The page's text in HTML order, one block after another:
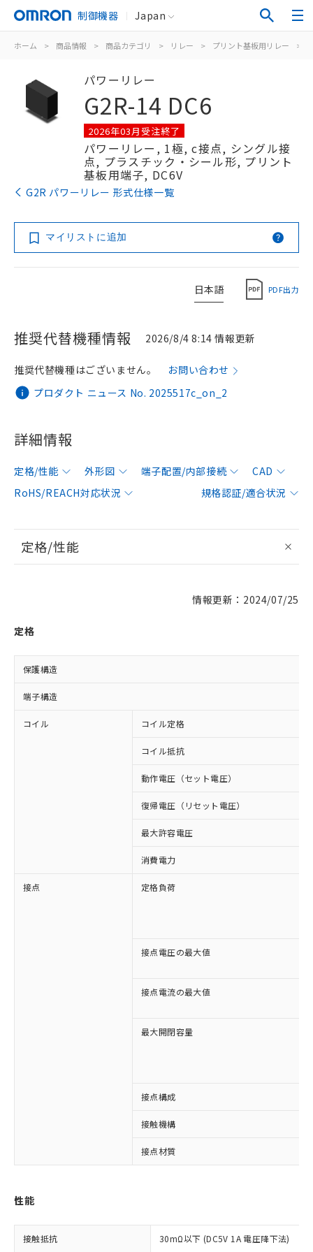
制御機器 Japan
ホーム > 商品情報 > 商品カテゴリ > リレー > プリント基板用リレー >
パワーリレー
G2R-14 DC6
2026年03月受注終了
パワーリレー, 1極, c接点, シングル接
点, プラスチック・シール形, プリント
基板用端子, DC6V
G2R パワーリレー 形式仕様一覧
マイリストに追加
日本語 PDF出力
推奨代替機種情報 2026/8/4 8:14 情報更新
プロダクト ニュース No. 2025517c_on_2
推奨代替機種はございません。 お問い合わせ
詳細情報
定格/性能 外形図 端子配置/内部接続
CAD
RoHS/REACH対応状況
規格認証/適合状況
定格/性能
情報更新：2024/07/25
定格
保護構造
端子構造
コイル コイル定格
コイル抵抗
動作電圧（セット電圧）
復帰電圧（リセット電圧）
最大許容電圧
消費電力
接点 定格負荷
接点電圧の最大値
接点電流の最大値
最大開閉容量
接点構成
接触機構
接点材質
性能
接触抵抗 30mΩ以下 (DC5V 1A 電圧降下法)
以下の条件をお読みいただき、同意のうえ
ご利用ください。
対応済み：EU RoHS指令（10物質）の
非含有に対応した製品が提供可能な商品で
非含有に非対応の商品で、対応品を出す予